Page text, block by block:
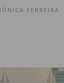
FERREIRA